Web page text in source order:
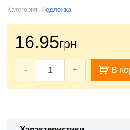
Категория: Подложка
16.95грн
- + В